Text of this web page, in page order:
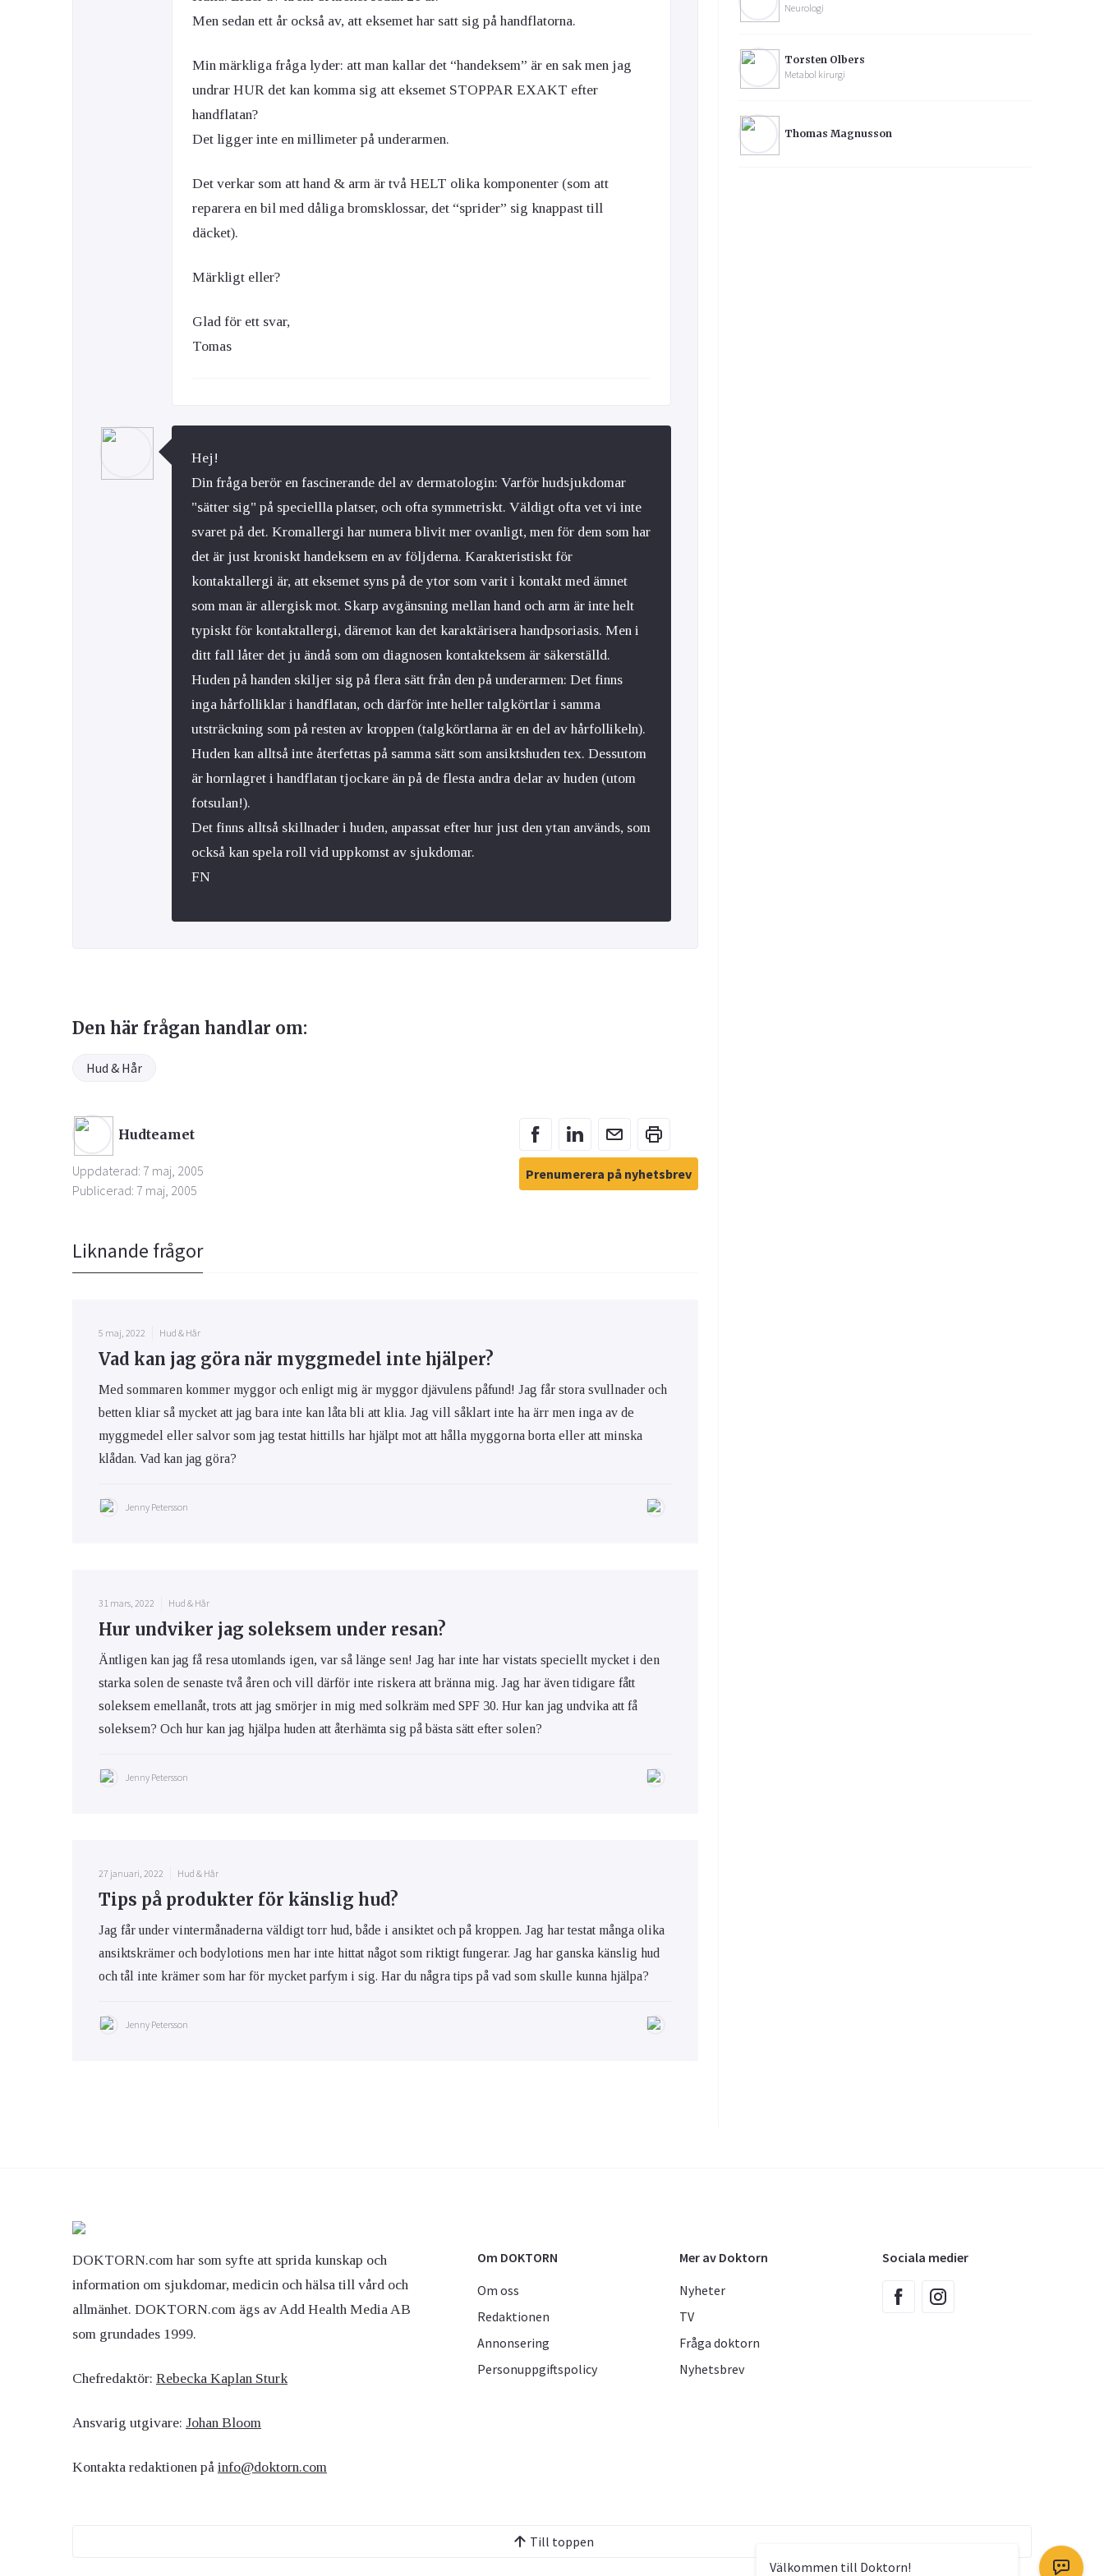
Men sedan ett år också av, att eksemet har satt sig på handflatorna.
Min märkliga fråga lyder: att man kallar det “handeksem” är en sak men jag
undrar HUR det kan komma sig att eksemet STOPPAR EXAKT efter
handflatan?
Det ligger inte en millimeter på underarmen.
Det verkar som att hand & arm är två HELT olika komponenter (som att
reparera en bil med dåliga bromsklossar, det “sprider” sig knappast till
däcket).
Märkligt eller?
Glad för ett svar,
Tomas
Hej!
Din fråga berör en fascinerande del av dermatologin: Varför hudsjukdomar
"sätter sig" på speciellla platser, och ofta symmetriskt. Väldigt ofta vet vi inte
svaret på det. Kromallergi har numera blivit mer ovanligt, men för dem som har
det är just kroniskt handeksem en av följderna. Karakteristiskt för
kontaktallergi är, att eksemet syns på de ytor som varit i kontakt med ämnet
som man är allergisk mot. Skarp avgänsning mellan hand och arm är inte helt
typiskt för kontaktallergi, däremot kan det karaktärisera handpsoriasis. Men i
ditt fall låter det ju ändå som om diagnosen kontakteksem är säkerställd.
Huden på handen skiljer sig på flera sätt från den på underarmen: Det finns
inga hårfolliklar i handflatan, och därför inte heller talgkörtlar i samma
utsträckning som på resten av kroppen (talgkörtlarna är en del av hårfollikeln).
Huden kan alltså inte återfettas på samma sätt som ansiktshuden tex. Dessutom
är hornlagret i handflatan tjockare än på de flesta andra delar av huden (utom
fotsulan!).
Det finns alltså skillnader i huden, anpassat efter hur just den ytan används, som
också kan spela roll vid uppkomst av sjukdomar.
FN
Den här frågan handlar om:
Hud & Hår
Hudteamet
Uppdaterad: 7 maj, 2005
Publicerad: 7 maj, 2005
Prenumerera på nyhetsbrev
Liknande frågor
5 maj, 2022 Hud & Hår
Vad kan jag göra när myggmedel inte hjälper?
Med sommaren kommer myggor och enligt mig är myggor djävulens påfund! Jag får stora svullnader och
betten kliar så mycket att jag bara inte kan låta bli att klia. Jag vill såklart inte ha ärr men inga av de
myggmedel eller salvor som jag testat hittills har hjälpt mot att hålla myggorna borta eller att minska
klådan. Vad kan jag göra?
Jenny Petersson
31 mars, 2022 Hud & Hår
Hur undviker jag soleksem under resan?
Äntligen kan jag få resa utomlands igen, var så länge sen! Jag har inte har vistats speciellt mycket i den
starka solen de senaste två åren och vill därför inte riskera att bränna mig. Jag har även tidigare fått
soleksem emellanåt, trots att jag smörjer in mig med solkräm med SPF 30. Hur kan jag undvika att få
soleksem? Och hur kan jag hjälpa huden att återhämta sig på bästa sätt efter solen?
Jenny Petersson
27 januari, 2022 Hud & Hår
Tips på produkter för känslig hud?
Jag får under vintermånaderna väldigt torr hud, både i ansiktet och på kroppen. Jag har testat många olika
ansiktskrämer och bodylotions men har inte hittat något som riktigt fungerar. Jag har ganska känslig hud
och tål inte krämer som har för mycket parfym i sig. Har du några tips på vad som skulle kunna hjälpa?
Jenny Petersson
Neurologi
Torsten Olbers
Metabol kirurgi
Thomas Magnusson
Välkommen till Doktorn!
DOKTORN.com har som syfte att sprida kunskap och
information om sjukdomar, medicin och hälsa till vård och
allmänhet. DOKTORN.com ägs av Add Health Media AB
som grundades 1999.
Chefredaktör: Rebecka Kaplan Sturk
Ansvarig utgivare: Johan Bloom
Kontakta redaktionen på info@doktorn.com
Om DOKTORN
Om oss
Redaktionen
Annonsering
Personuppgiftspolicy
Mer av Doktorn
Nyheter
TV
Fråga doktorn
Nyhetsbrev
Sociala medier
Till toppen